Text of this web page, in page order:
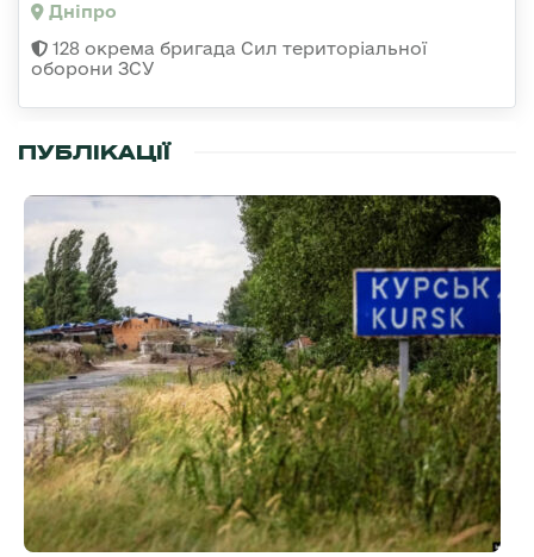
Дніпро
128 окрема бригада Сил територіальної
оборони ЗСУ
ПУБЛІКАЦІЇ